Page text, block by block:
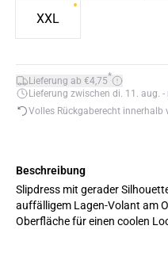
XXL
Lieferung ab €4,75*
Lieferung zwischen di. 11. aug.
Volles Rückgaberecht innerhalb
Beschreibung
Slipdress mit gerader
auffälligem Lagen-Volant am
Oberfläche für einen coolen